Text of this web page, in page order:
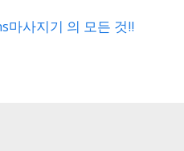
마사지기 의 모든 것!!